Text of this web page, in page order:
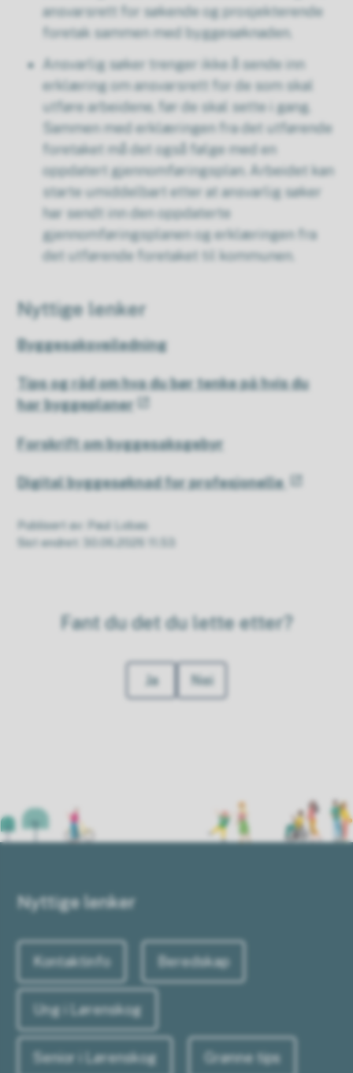
ansvarsrett for søkende og prosjekterende
foretak sammen med byggesøknaden.
Ansvarlig søker trenger ikke å sende inn
erklæring om ansvarsrett for de som skal
utføre arbeidene, før de skal sette i gang.
Sammen med erklæringen fra det utførende
foretaket må det også følge med en
oppdatert gjennomføringsplan. Arbeidet kan
starte umiddelbart etter at ansvarlig søker
har sendt inn den oppdaterte
gjennomføringsplanen og erklæringen fra
det utførende foretaket til kommunen.
Nyttige lenker
Byggesaksveiledning
Tips og råd om hva du bør tenke på hvis du
har byggeplaner
Forskrift om byggesaksgebyr
Digital byggesøknad for profesjonelle
Publisert av
Paul Lobas
Sist endret
30.06.2026 11.53
Fant du det du lette etter?
Ja Nei
Nyttige lenker
Kontaktinfo Beredskap
Ung i Lørenskog
Senior i Lørenskog Grønne tips